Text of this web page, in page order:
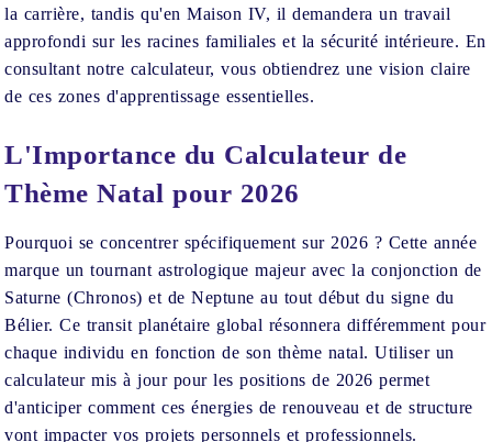
la carrière, tandis qu'en Maison IV, il demandera un travail
approfondi sur les racines familiales et la sécurité intérieure. En
consultant notre calculateur, vous obtiendrez une vision claire
de ces zones d'apprentissage essentielles.
L'Importance du Calculateur de
Thème Natal pour 2026
Pourquoi se concentrer spécifiquement sur 2026 ? Cette année
marque un tournant astrologique majeur avec la conjonction de
Saturne (Chronos) et de Neptune au tout début du signe du
Bélier. Ce transit planétaire global résonnera différemment pour
chaque individu en fonction de son thème natal. Utiliser un
calculateur mis à jour pour les positions de 2026 permet
d'anticiper comment ces énergies de renouveau et de structure
vont impacter vos projets personnels et professionnels.